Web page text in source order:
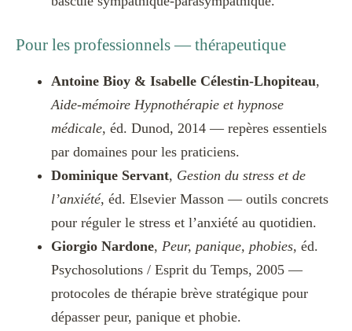
Pour les professionnels — thérapeutique
Antoine Bioy & Isabelle Célestin-Lhopiteau,
Aide-mémoire Hypnothérapie et hypnose
médicale, éd. Dunod, 2014 — repères essentiels
par domaines pour les praticiens.
Dominique Servant, Gestion du stress et de
l’anxiété, éd. Elsevier Masson — outils concrets
pour réguler le stress et l’anxiété au quotidien.
Giorgio Nardone, Peur, panique, phobies, éd.
Psychosolutions / Esprit du Temps, 2005 —
protocoles de thérapie brève stratégique pour
dépasser peur, panique et phobie.